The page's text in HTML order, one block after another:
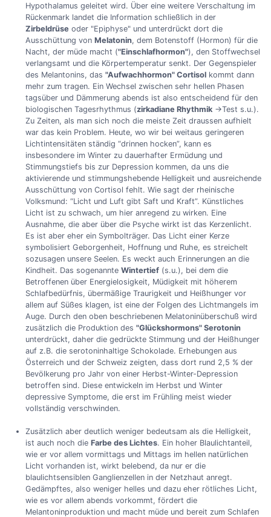
Hypothalamus geleitet wird. Über eine weitere Verschaltung im
Rückenmark landet die Information schließlich in der
Zirbeldrüseoder "Epiphyse" und unterdrückt dort die
Ausschüttung von Melatonin, dem Botenstoff (Hormon) für die
Nacht, der müde macht ("Einschlafhormon"), den Stoffwechsel
verlangsamt und die Körpertemperatur senkt. Der Gegenspieler
des Melantonins, das "Aufwachhormon" Cortisolkommt dann
mehr zum tragen. Ein Wechsel zwischen sehr hellen Phasen
tagsüber und Dämmerung abends ist also entscheidend für den
biologischen Tagesrhythmus (zirkadiane Rhythmik->Test s.u.).
Zu Zeiten, als man sich noch die meiste Zeit draussen aufhielt
war das kein Problem. Heute, wo wir bei weitaus geringeren
Lichtintensitäten ständig “drinnen hocken”, kann es
insbesondere im Winter zu dauerhafter Ermüdung und
Stimmungstiefs bis zur Depression kommen, da uns die
aktivierende und stimmungshebende Helligkeit und ausreichende
Ausschüttung von Cortisol fehlt. Wie sagt der rheinische
Volksmund: “Licht und Luft gibt Saft und Kraft”. Künstliches
Licht ist zu schwach, um hier anregend zu wirken. Eine
Ausnahme, die aber über die Psyche wirkt ist das Kerzenlicht.
Es ist aber eher ein Symbolträger. Das Licht einer Kerze
symbolisiert Geborgenheit, Hoffnung und Ruhe, es streichelt
sozusagen unsere Seelen. Es weckt auch Erinnerungen an die
Kindheit. Das sogenannte Wintertief(s.u.), bei dem die
Betroffenen über Energielosigkeit, Müdigkeit mit höherem
Schlafbedürfnis, übermäßige Traurigkeit und Heißhunger vor
allem auf Süßes klagen, ist eine der Folgen des Lichtmangels im
Auge. Durch den oben beschriebenen Melatoninüberschuß wird
zusätzlich die Produktion des "Glückshormons" Serotonin
unterdrückt, daher die gedrückte Stimmung und der Heißhunger
auf z.B. die serotoninhaltige Schokolade. Erhebungen aus
Österreich und der Schweiz zeigten, dass dort rund 2,5 % der
Bevölkerung pro Jahr von einer Herbst-Winter-Depression
betroffen sind. Diese entwickeln im Herbst und Winter
depressive Symptome, die erst im Frühling meist wieder
vollständig verschwinden.
Zusätzlich aber deutlich weniger bedeutsam als die Helligkeit,
ist auch noch die Farbe des Lichtes. Ein hoher Blaulichtanteil,
wie er vor allem vormittags und Mittags im hellen natürlichen
Licht vorhanden ist, wirkt belebend, da nur er die
blaulichtsensiblen Ganglienzellen in der Netzhaut anregt.
Gedämpftes, also weniger helles und dazu eher rötliches Licht,
wie es vor allem abends vorkommt, fördert die
Melantoninproduktion und macht müde und bereit zum Schlafen